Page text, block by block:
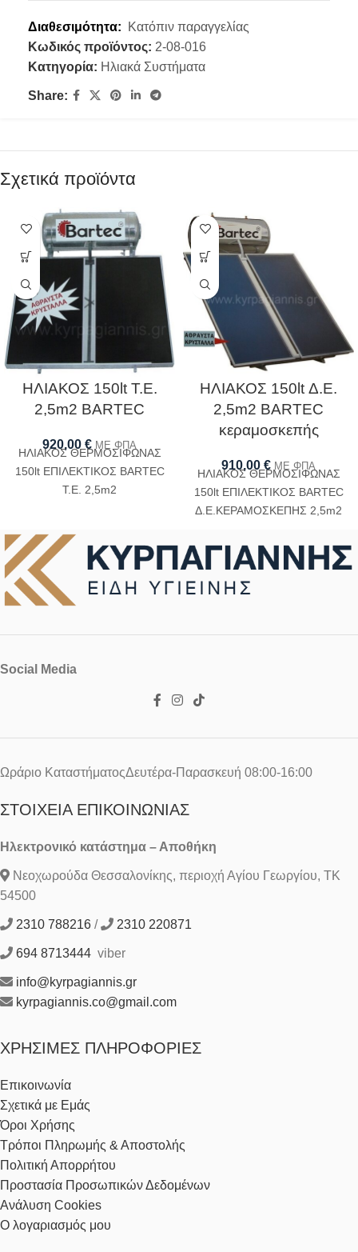
Διαθεσιμότητα:
Κατόπιν παραγγελίας
Κωδικός προϊόντος: 2-08-016
Κατηγορία: Ηλιακά Συστήματα
Share:
Σχετικά προϊόντα
ΗΛΙΑΚΟΣ 150lt Τ.Ε.
2,5m2 BARTEC
920,00 € ΜΕ ΦΠΑ
ΗΛΙΑΚΟΣ ΘΕΡΜΟΣΙΦΩΝΑΣ
150lt ΕΠΙΛΕΚΤΙΚΟΣ BARTEC
Τ.Ε. 2,5m2
ΗΛΙΑΚΟΣ 150lt Δ.Ε.
2,5m2 BARTEC
κεραμοσκεπής
910,00 € ΜΕ ΦΠΑ
ΗΛΙΑΚΟΣ ΘΕΡΜΟΣΙΦΩΝΑΣ
150lt ΕΠΙΛΕΚΤΙΚΟΣ BARTEC
Δ.Ε.ΚΕΡΑΜΟΣΚΕΠΗΣ 2,5m2
Social Media
Ωράριο ΚαταστήματοςΔευτέρα-Παρασκευή 08:00-16:00
ΣΤΟΙΧΕΊΑ ΕΠΙΚΟΙΝΩΝΊΑΣ
Ηλεκτρονικό κατάστημα – Αποθήκη
Νεοχωρούδα Θεσσαλονίκης, περιοχή Αγίου Γεωργίου, ΤΚ
54500
2310 788216 / 2310 220871
694 8713444 viber
info@kyrpagiannis.gr
kyrpagiannis.co@gmail.com
ΧΡΉΣΙΜΕΣ ΠΛΗΡΟΦΟΡΊΕΣ
Επικοινωνία
Σχετικά με Εμάς
Όροι Χρήσης
Τρόποι Πληρωμής & Αποστολής
Πολιτική Απορρήτου
Προστασία Προσωπικών Δεδομένων
Ανάλυση Cookies
Ο λογαριασμός μου